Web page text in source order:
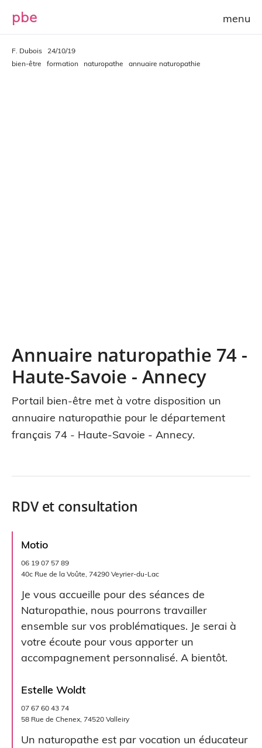
pbe
F. Dubois
24/10/19
bien-être
formation naturopathe annuaire naturopathie
Annuaire naturopathie 74 -
Haute-Savoie - Annecy
Portail bien-être met à votre disposition un
annuaire naturopathie pour le département
français 74 - Haute-Savoie - Annecy.
RDV et consultation
Motio
06 19 07 57 89
40c Rue de la Voûte, 74290 Veyrier-du-Lac
Je vous accueille pour des séances de
Naturopathie, nous pourrons travailler
ensemble sur vos problématiques. Je serai à
votre écoute pour vous apporter un
accompagnement personnalisé. A bientôt.
Estelle Woldt
07 67 60 43 74
58 Rue de Chenex, 74520 Valleiry
Un naturopathe est par vocation un éducateur